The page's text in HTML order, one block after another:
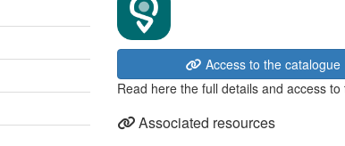
Access to the catalogue
Read here the full details and access to
Associated resources